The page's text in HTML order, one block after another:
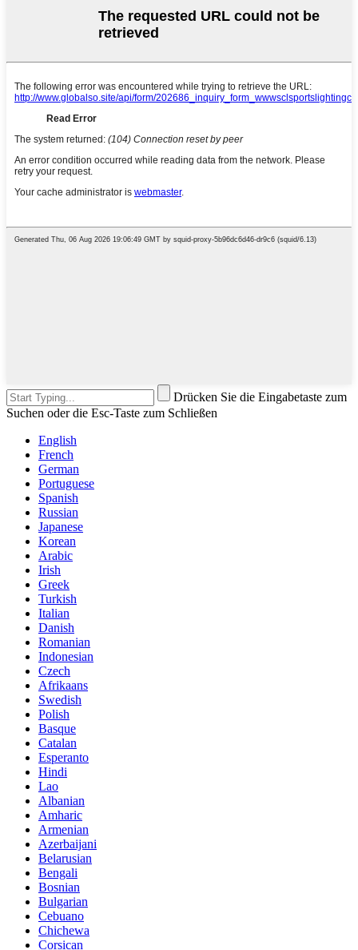
Drücken Sie die Eingabetaste zum
Suchen oder die Esc-Taste zum Schließen
English
French
German
Portuguese
Spanish
Russian
Japanese
Korean
Arabic
Irish
Greek
Turkish
Italian
Danish
Romanian
Indonesian
Czech
Afrikaans
Swedish
Polish
Basque
Catalan
Esperanto
Hindi
Lao
Albanian
Amharic
Armenian
Azerbaijani
Belarusian
Bengali
Bosnian
Bulgarian
Cebuano
Chichewa
Corsican